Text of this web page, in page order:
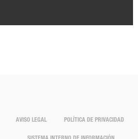
AVISO LEGAL POLÍTICA DE PRIVACIDAD